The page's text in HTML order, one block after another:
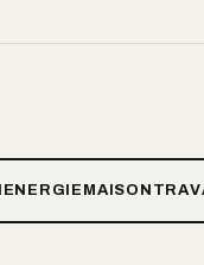
ENERGIE MAISON